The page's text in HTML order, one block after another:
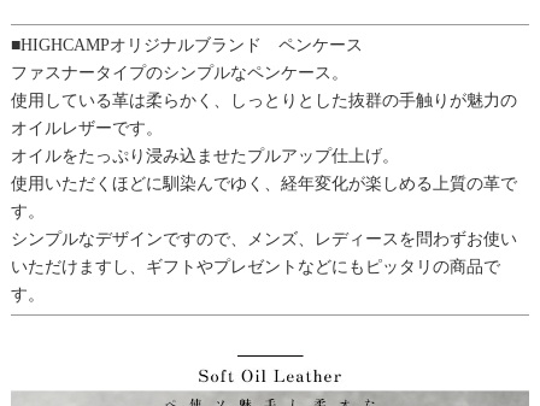
■HIGHCAMPオリジナルブランド ペンケース
ファスナータイプのシンプルなペンケース。
使用している革は柔らかく、しっとりとした抜群の手触りが魅力の
オイルレザーです。
オイルをたっぷり浸み込ませたプルアップ仕上げ。
使用いただくほどに馴染んでゆく、経年変化が楽しめる上質の革で
す。
シンプルなデザインですので、メンズ、レディースを問わずお使い
いただけますし、ギフトやプレゼントなどにもピッタリの商品で
す。